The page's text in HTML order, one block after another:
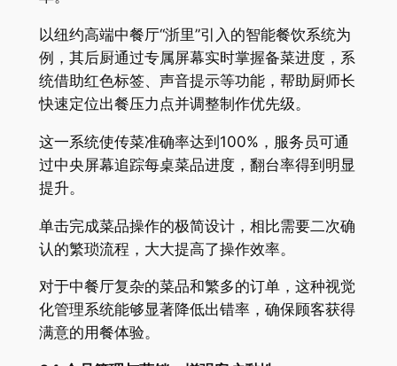
以纽约高端中餐厅“浙里”引入的智能餐饮系统为
例，其后厨通过专属屏幕实时掌握备菜进度，系
统借助红色标签、声音提示等功能，帮助厨师长
快速定位出餐压力点并调整制作优先级。
这一系统使传菜准确率达到100%，服务员可通
过中央屏幕追踪每桌菜品进度，翻台率得到明显
提升。
单击完成菜品操作的极简设计，相比需要二次确
认的繁琐流程，大大提高了操作效率。
对于中餐厅复杂的菜品和繁多的订单，这种视觉
化管理系统能够显著降低出错率，确保顾客获得
满意的用餐体验。